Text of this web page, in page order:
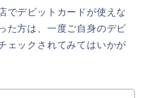
でデビットカードが使えな
た方は、一度ご自身のデビ
ェックされてみてはいかが